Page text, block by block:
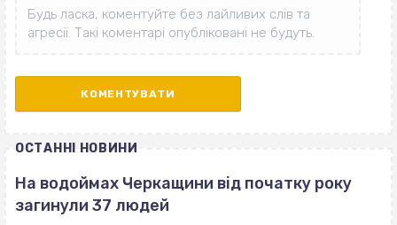
ОСТАННІ НОВИНИ
На водоймах Черкащини від початку року
загинули 37 людей